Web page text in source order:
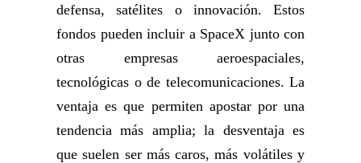
defensa, satélites o innovación. Estos
fondos pueden incluir a SpaceX junto con
otras empresas aeroespaciales,
tecnológicas o de telecomunicaciones. La
ventaja es que permiten apostar por una
tendencia más amplia; la desventaja es
que suelen ser más caros, más volátiles y